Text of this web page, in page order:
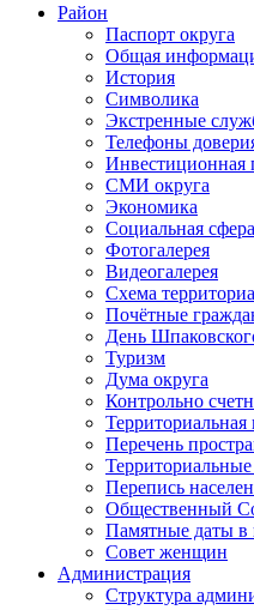
Район
Паспорт округа
Общая
История
Символика
Экстренные
Телефоны
Инвестиционная
СМИ округа
Экономика
Социальная сфера
Фотогалерея
Видеогалерея
Схема
Почётные
День
Туризм
Дума округа
Контрольно
Территориальная
Перечень
Перепись
Общественный
Памятные даты в
Совет женщин
Администрация
Структура